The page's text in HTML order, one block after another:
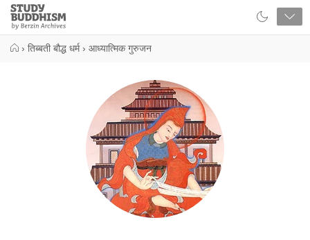
Close
Study
Buddhism
› तिब्बती बौद्ध धर्म › आध्यात्मिक गुरुजन